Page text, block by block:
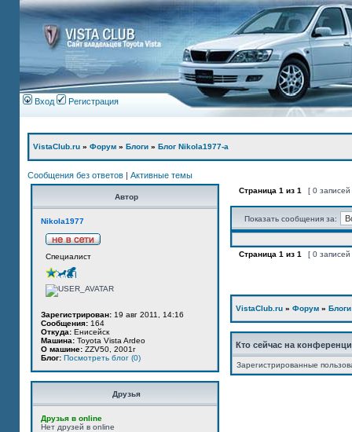
Вход Регистрация
VistaClub.ru » Форум » Блоги » Блог Nikola1977-а
Сообщения без ответов | Активные темы
Автор
Nikola1977
Специалист
Зарегистрирован: 19 авг 2011, 14:16
Сообщения: 164
Откуда: Енисейск
Машина: Toyota Vista Ardeo
О машине: ZZV50, 2001г
Блог: Посмотреть блог (0)
Друзья
Друзья в online
Нет друзей в online
Страница 1 из 1 [ 0
Показать сообщения за:
Страница 1 из 1 [ 0
VistaClub.ru » Форум » Блоги
Кто сейчас на
Зарегистрированные